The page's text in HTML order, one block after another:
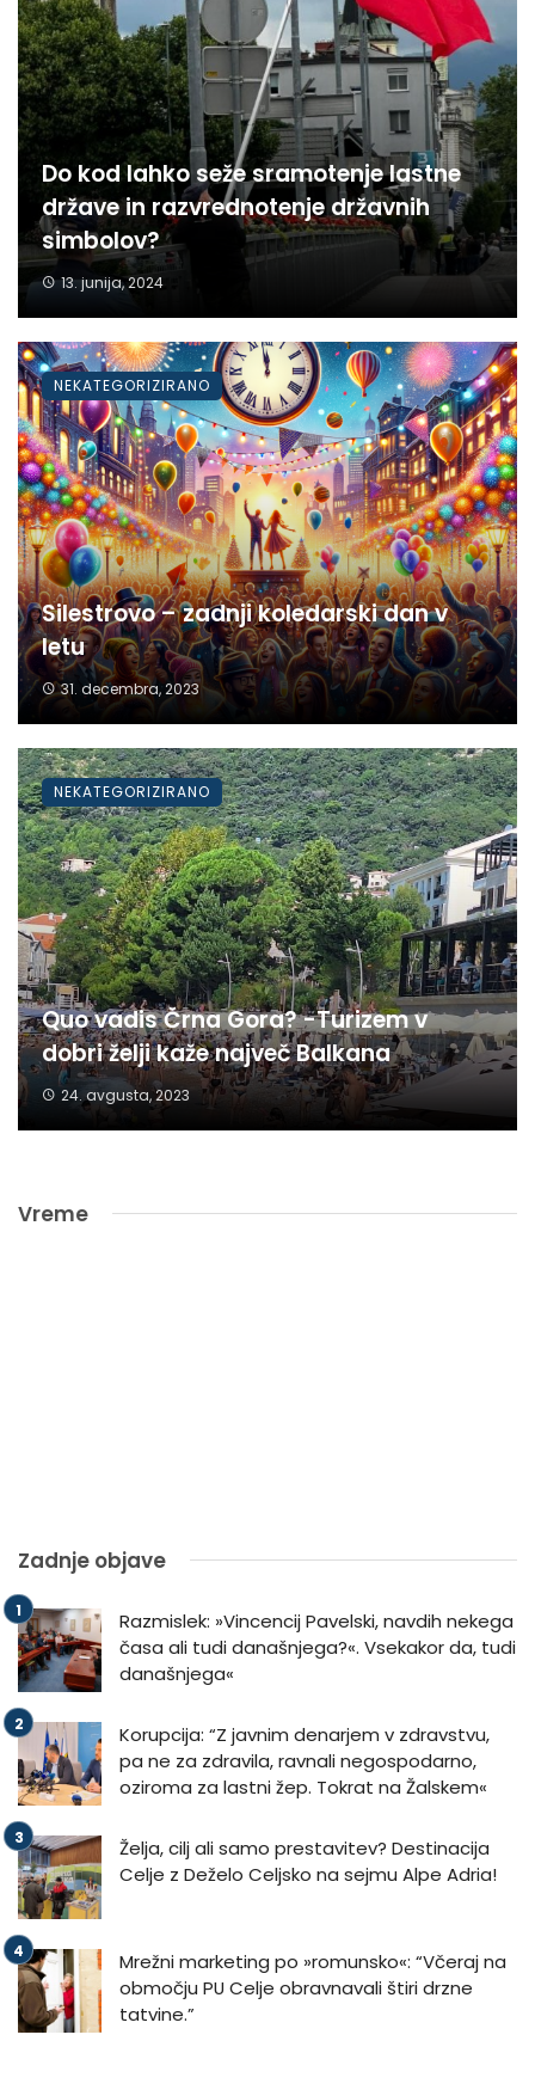
Do kod lahko seže sramotenje lastne
države in razvrednotenje državnih
simbolov?
13. junija, 2024
Silestrovo – zadnji koledarski dan v
letu
31. decembra, 2023
NEKATEGORIZIRANO
Quo vadis Črna Gora? -Turizem v
dobri želji kaže največ Balkana
24. avgusta, 2023
NEKATEGORIZIRANO
Vreme
Zadnje objave
Razmislek: »Vincencij Pavelski, navdih nekega
časa ali tudi današnjega?«. Vsekakor da, tudi
današnjega«
Korupcija: “Z javnim denarjem v zdravstvu,
pa ne za zdravila, ravnali negospodarno,
oziroma za lastni žep. Tokrat na Žalskem«
Želja, cilj ali samo prestavitev? Destinacija
Celje z Deželo Celjsko na sejmu Alpe Adria!
Mrežni marketing po »romunsko«: “Včeraj na
območju PU Celje obravnavali štiri drzne
tatvine.”